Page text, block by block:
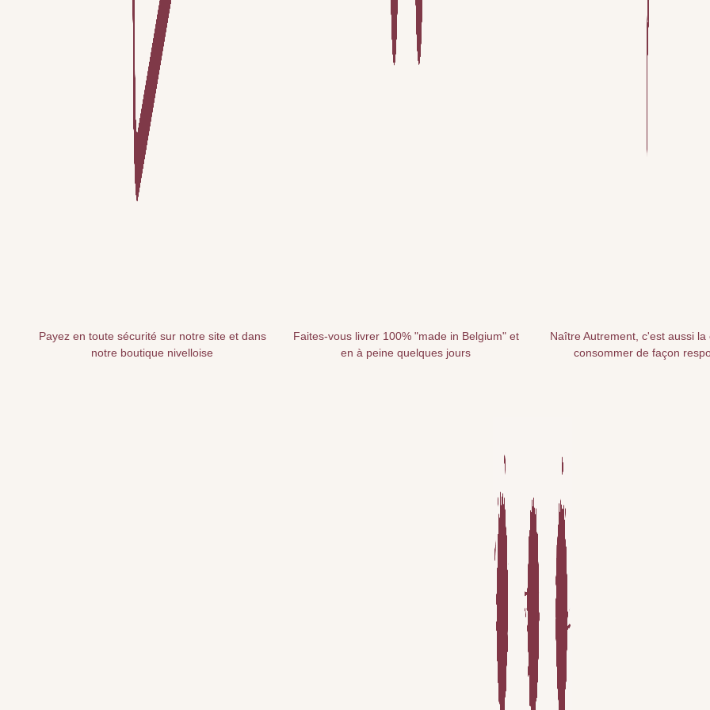
Payez en toute sécurité sur notre site et dans
notre boutique nivelloise
Faites-vous livrer 100% "made in Belgium" et
en à peine quelques jours
Naître Autrement, c'est aussi la
consommer de façon